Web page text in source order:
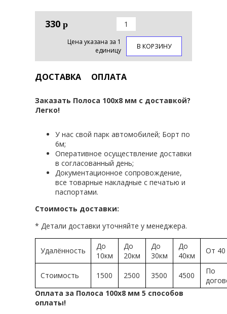
330 р
Цена указана за 1
единицу
В КОРЗИНУ
ДОСТАВКА ОПЛАТА
Заказать Полоса 100х8 мм с доставкой?
Легко!
У нас свой парк автомобилей; Борт по
6м;
Оперативное осуществление доставки
в согласованный день;
Документационное сопровождение,
все товарные накладные с печатью и
паспортами.
Стоимость доставки:
* Детали доставки уточняйте у менеджера.
Удалённость
До
10км
До
20км
До
30км
До
40км
От 40
Стоимость 1500 2500 3500 4500
По
Оплата за Полоса 100х8 мм 5 способов
оплаты!